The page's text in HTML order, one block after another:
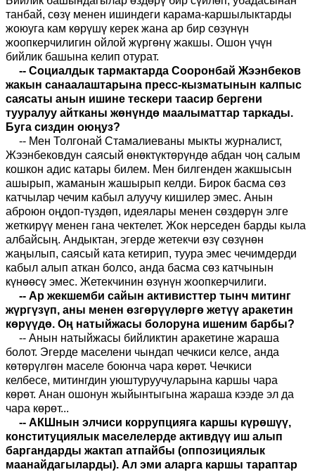
танбай, сөзү менен ишиндеги карама-каршылыктарды
жоюуга кам көрүшү керек жана ар бир сөзүнүн
жоопкерчилигин ойлой жүргөнү жакшы. Ошон үчүн
бийлик башына келип отурат.
-- Социалдык тармактарда Сооронбай Жээнбеков
жакын санаалаштарына пресс-кызматынын калпыс
саясаты анын ишине тескери таасир бергени
тууралуу айтканы жөнүндө маалыматтар таркады.
Буга сиздин оюңуз?
-- Мен Толгонай Стамалиеваны мыкты журналист,
Жээнбековдун саясый өнөктүктөрүндө абдан чоң салым
кошкон адис катары билем. Мен билгенден жакшысын
ашырып, жаманын жашырып келди. Бирок басма сөз
катчылар чечим кабыл алуучу кишилер эмес. Анын
аброюн оңдоп-түздөп, идеялары менен сөздөрүн элге
жеткирүү менен гана чектелет. Жок нерседен барды кыла
албайсың. Андыктан, эгерде жетекчи өзү сөзүнөн
жаңылып, саясый ката кетирип, туура эмес чечимдерди
кабыл алып аткан болсо, анда басма сөз катчынын
күнөөсү эмес. Жетекчинин өзүнүн жоопкерчилиги.
-- Ар жекшемби сайын активисттер тынч митинг
жүргүзүп, аны менен өзгөрүүлөргө жетүү аракетин
көрүүдө. Оң натыйжасы болоруна ишеним барбы?
-- Анын натыйжасы бийликтин аракетине жараша
болот. Эгерде маселени чындап чечкиси келсе, анда
көтөрүлгөн маселе боюнча чара көрөт. Чечкиси
келбесе, митингдин уюштуруучуларына каршы чара
көрөт. Анан ошонун жыйынтыгына жараша кээде эл да
чара көрөт...
-- АКШнын элчиси коррупцияга каршы күрөшүү,
конституциялык маселелерде активдүү иш алып
баргандарды жактап атпайбы (оппозициялык
маанайдагыларды). Ал эми аларга каршы тараптар